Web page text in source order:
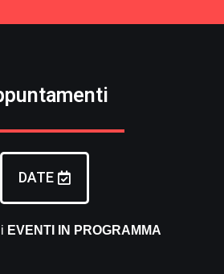
DATE
EVENTI IN PROGRAMMA